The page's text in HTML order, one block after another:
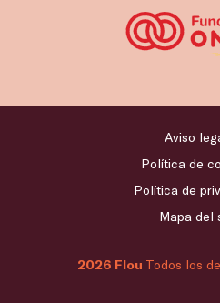
2026 Flou Todos los
Aviso
Política de
Política de
Mapa del